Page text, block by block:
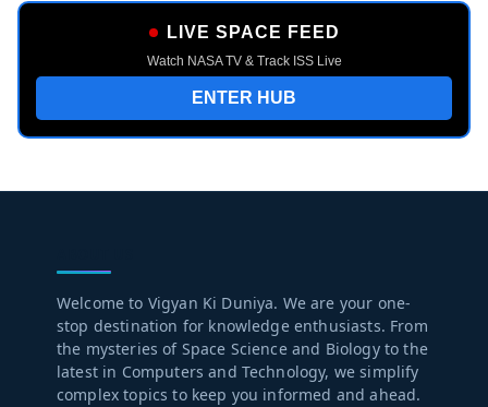
LIVE SPACE FEED
Watch NASA TV & Track ISS Live
ENTER HUB
Welcome to Vigyan Ki Duniya. We are your one-
stop destination for knowledge enthusiasts. From
the mysteries of Space Science and Biology to the
latest in Computers and Technology, we simplify
complex topics to keep you informed and ahead.